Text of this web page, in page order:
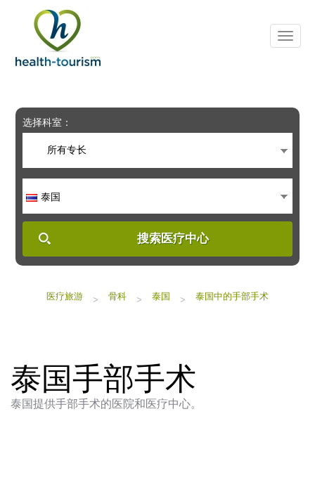
includes
system.
选择科室：
所有专长
泰国
搜索医疗中心
医疗旅游 > 骨科 > 泰国 > 泰国中的手部手术
泰国手部手术
泰国提供手部手术的医院和医疗中心。